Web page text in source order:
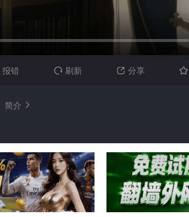
报错  刷新  分享 
简介 